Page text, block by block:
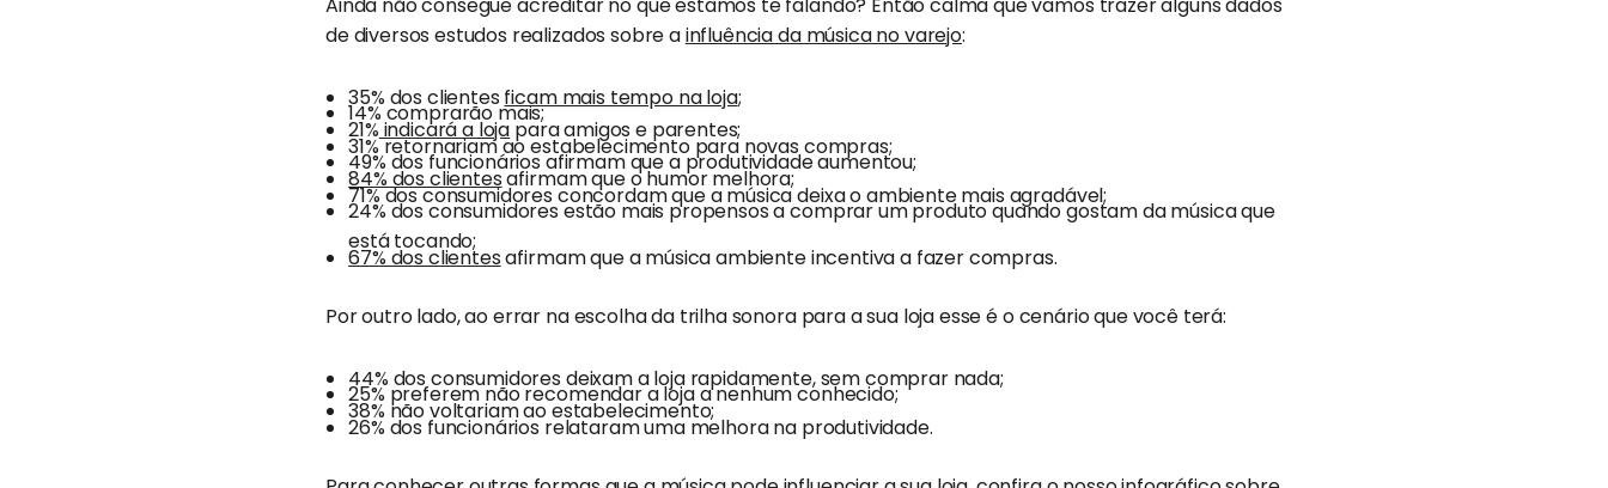
de diversos estudos realizados sobre ainfluência da música no varejo:
35% dos clientes ficam mais tempo na loja;
14% comprarão mais;
21% indicará a loja para amigos e parentes;
31% retornariam ao estabelecimento para novas compras;
49% dos funcionários afirmam que a produtividade aumentou;
84% dos clientesafirmam que o humor melhora;
71% dos consumidores concordam que a música deixa o ambiente mais agradável;
24% dos consumidores estão mais propensos a comprar um produto quando gostam da música que
está tocando;
67% dos clientesafirmam que a música ambiente incentiva a fazer compras.
Por outro lado, ao errar na escolha da trilha sonora para a sua loja esse é o cenário que você terá:
44% dos consumidores deixam a loja rapidamente, sem comprar nada;
25% preferem não recomendar a loja a nenhum conhecido;
38% não voltariam ao estabelecimento;
26% dos funcionários relataram uma melhora na produtividade.